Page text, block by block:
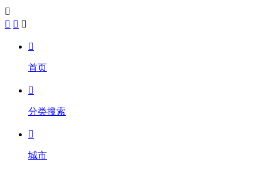

  

首页

分类搜索

城市